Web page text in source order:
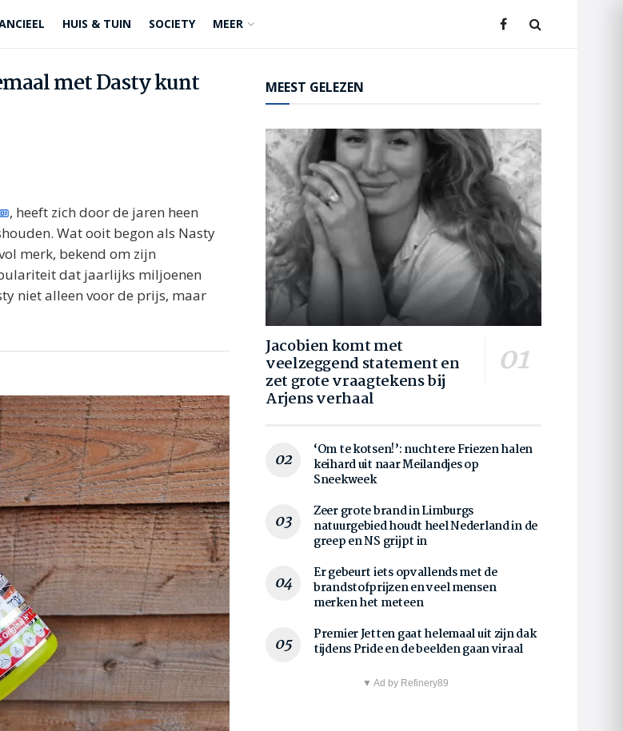
HUIS & TUIN SOCIETY MEER
met Dasty kunt
, heeft zich door de jaren heen
Wat ooit begon als Nasty
merk, bekend om zijn
dat jaarlijks miljoenen
niet alleen voor de prijs, maar
MEEST GELEZEN
Jacobien komt met
veelzeggend statement en
zet grote vraagtekens bij
Arjens verhaal
‘Om te kotsen!’: nuchtere Friezen halen
keihard uit naar Meilandjes op
Sneekweek
Zeer grote brand in Limburgs
natuurgebied houdt heel Nederland in de
greep en NS grijpt in
Er gebeurt iets opvallends met de
brandstofprijzen en veel mensen
merken het meteen
Premier Jetten gaat helemaal uit zijn dak
tijdens Pride en de beelden gaan viraal
▼ Ad by Refinery89